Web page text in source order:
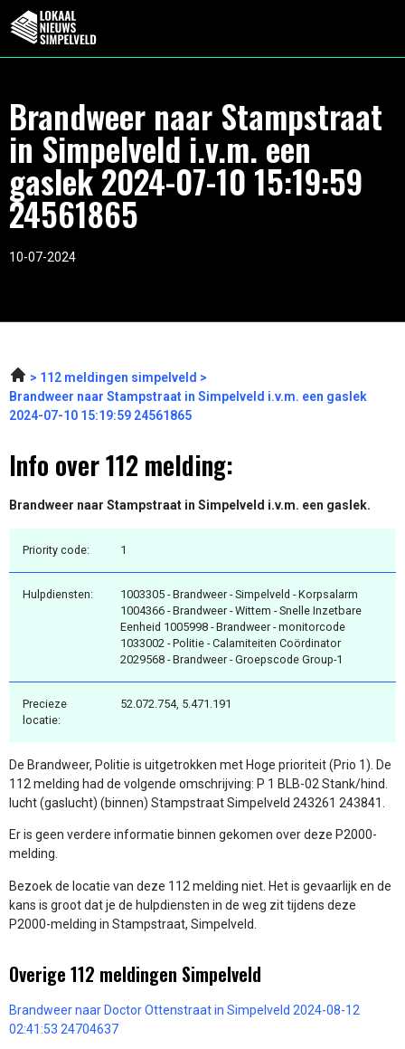
Brandweer naar Stampstraat
in Simpelveld i.v.m. een
gaslek 2024-07-10 15:19:59
24561865
10-07-2024
112 meldingen simpelveld
Brandweer naar Stampstraat in Simpelveld i.v.m. een gaslek
2024-07-10 15:19:59 24561865
Info over 112 melding:
Brandweer naar Stampstraat in Simpelveld i.v.m. een gaslek.
Priority code: 1
Hulpdiensten:
1003305 - Brandweer - Simpelveld - Korpsalarm
1004366 - Brandweer - Wittem - Snelle Inzetbare
Eenheid 1005998 - Brandweer - monitorcode
1033002 - Politie - Calamiteiten Coördinator
2029568 - Brandweer - Groepscode Group-1
Precieze
locatie:
52.072.754, 5.471.191
De Brandweer, Politie is uitgetrokken met Hoge prioriteit (Prio 1). De
112 melding had de volgende omschrijving: P 1 BLB-02 Stank/hind.
lucht (gaslucht) (binnen) Stampstraat Simpelveld 243261 243841.
Er is geen verdere informatie binnen gekomen over deze P2000-
melding.
Bezoek de locatie van deze 112 melding niet. Het is gevaarlijk en de
kans is groot dat je de hulpdiensten in de weg zit tijdens deze
P2000-melding in Stampstraat, Simpelveld.
Overige 112 meldingen Simpelveld
Brandweer naar Doctor Ottenstraat in Simpelveld 2024-08-12
02:41:53 24704637